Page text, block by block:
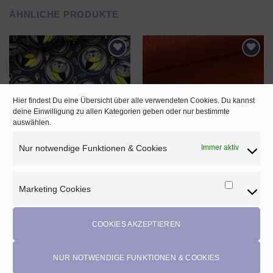
Hier findest Du eine Übersicht über alle verwendeten Cookies. Du kannst
deine Einwilligung zu allen Kategorien geben oder nur bestimmte
auswählen.
Nur notwendige Funktionen & Cookies Immer aktiv
Marketing Cookies
Cookies
COOKIES AKZEPTIEREN
NUR NOTWENDIGE FUNKTIONEN & COOKIES
ÄHNLICHE PRODUKTE
AUF DEN
WUNSCHZETTEL
18,90EUR m
1,89EUR/ 10 cm)
WUNSCHZETTEL